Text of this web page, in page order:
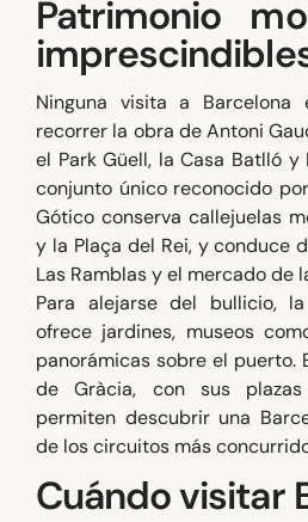
Patrimonio
Ninguna visita a Barcelona
recorrer la obra de Antoni
el Park Güell, la Casa Batlló
conjunto único reconocido
Gótico conserva callejuelas
y la Plaça del Rei, y conduce
Las Ramblas y el mercado de
Para alejarse del bullicio,
ofrece jardines, museos
panorámicas sobre el puerto.
de Gràcia, con sus
permiten descubrir una
de los circuitos más
Cuándo visitar